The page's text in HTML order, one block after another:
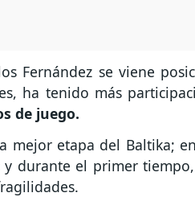
Fernández se viene
ha tenido más
de juego.
mejor etapa del Baltika;
y durante el primer